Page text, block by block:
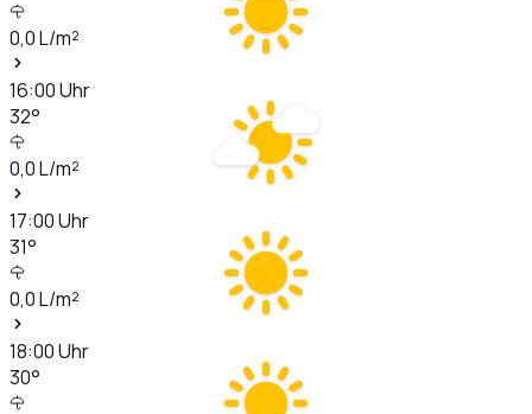
0,0L/m²
16:00Uhr
32°
0,0L/m²
17:00Uhr
31°
0,0L/m²
18:00Uhr
30°